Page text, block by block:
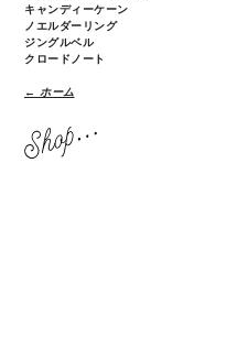
キャンディーケーン
ノエルダーリング
ジングルベル
クロードノート
← ホーム